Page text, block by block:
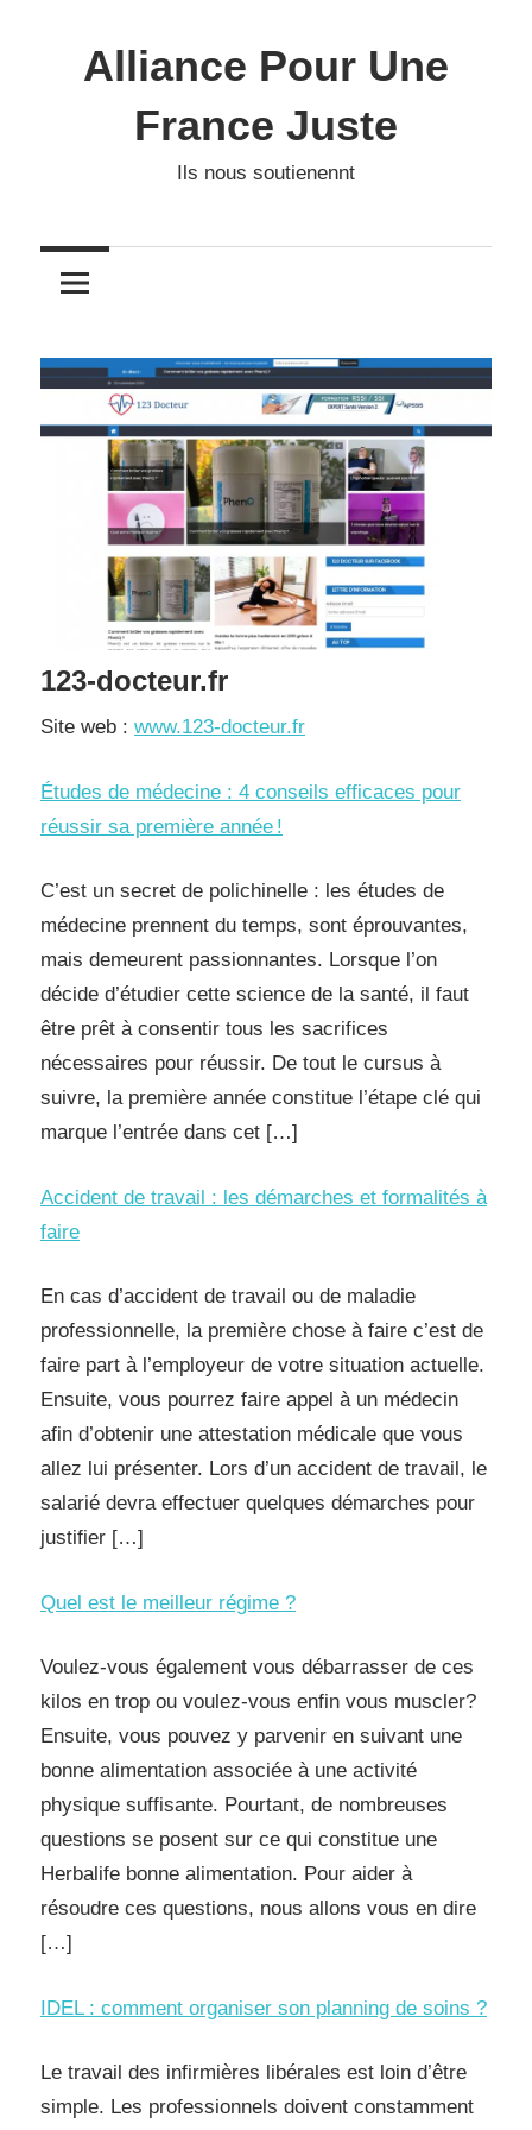
contentAlliance Pour Une
France Juste
Ils nous soutienennt
123-docteur.fr
Site web : www.123-docteur.fr
Études de médecine : 4 conseils efficaces pour
réussir sa première année !
C’est un secret de polichinelle : les études de
médecine prennent du temps, sont éprouvantes,
mais demeurent passionnantes. Lorsque l’on
décide d’étudier cette science de la santé, il faut
être prêt à consentir tous les sacrifices
nécessaires pour réussir. De tout le cursus à
suivre, la première année constitue l’étape clé qui
marque l’entrée dans cet […]
Accident de travail : les démarches et formalités à
faire
En cas d’accident de travail ou de maladie
professionnelle, la première chose à faire c’est de
faire part à l’employeur de votre situation actuelle.
Ensuite, vous pourrez faire appel à un médecin
afin d’obtenir une attestation médicale que vous
allez lui présenter. Lors d’un accident de travail, le
salarié devra effectuer quelques démarches pour
justifier […]
Quel est le meilleur régime ?
Voulez-vous également vous débarrasser de ces
kilos en trop ou voulez-vous enfin vous muscler?
Ensuite, vous pouvez y parvenir en suivant une
bonne alimentation associée à une activité
physique suffisante. Pourtant, de nombreuses
questions se posent sur ce qui constitue une
Herbalife bonne alimentation. Pour aider à
résoudre ces questions, nous allons vous en dire
[…]
IDEL : comment organiser son planning de soins ?
Le travail des infirmières libérales est loin d’être
simple. Les professionnels doivent constamment